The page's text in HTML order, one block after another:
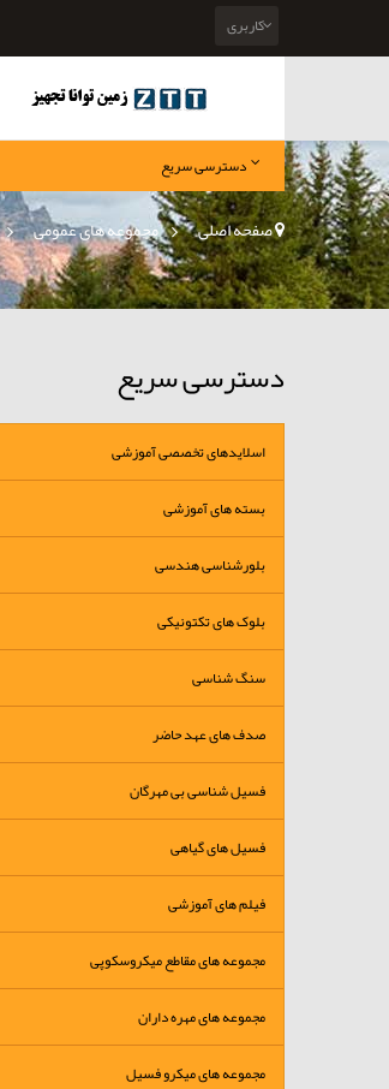
کاربری
دسترسی سریع
صفحه اصلی > مجموعه های عمومی »
دسترسی سریع
اسلایدهای تخصصی آموزشی
بسته های آموزشی
بلورشناسی هندسی
بلوک های تکتونیکی
سنگ شناسی
صدف های عهد حاضر
فسیل شناسی بی مهرگان
فسیل های گیاهی
فیلم های آموزشی
مجموعه های مقاطع میکروسکوپی
مجموعه های مهره داران
مجموعه های میکرو فسیل